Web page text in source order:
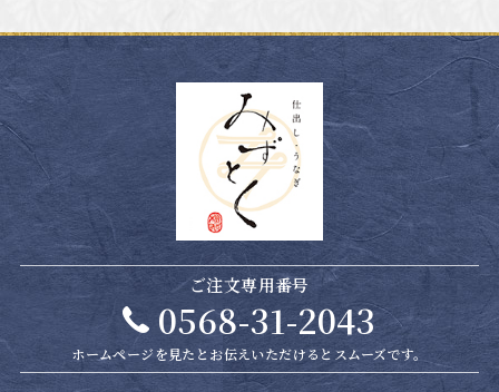
ご注文専用番号
0568-31-2043
ホームページを見たと お伝えいただけるとスムーズです。